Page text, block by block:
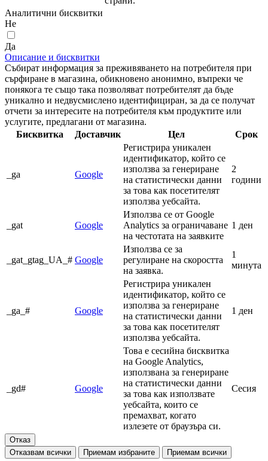
Аналитични бисквитки
Не
Да
Описание и бисквитки
Събират информация за преживяването на потребителя при
сърфиране в магазина, обикновено анонимно, въпреки че
понякога те също така позволяват потребителят да бъде
уникално и недвусмислено идентифициран, за да се получат
отчети за интересите на потребителя към продуктите или
услугите, предлагани от магазина.
Бисквитка
Доставчик Цел Срок
_ga Google
Регистрира уникален
идентификатор, който се
използва за генериране
на статистически данни
за това как посетителят
използва уебсайта.
2
години
_gat Google
Използва се от Google
Analytics за ограничаване
на честотата на заявките
1 ден
_gat_gtag_UA_# Google
Използва се за
регулиране на скоростта
на заявка.
1
минута
_ga_# Google
Регистрира уникален
идентификатор, който се
използва за генериране
на статистически данни
за това как посетителят
използва уебсайта.
1 ден
_gd# Google
Това е сесийна бисквитка
на Google Analytics,
използвана за генериране
на статистически данни
за това как използвате
уебсайта, които се
премахват, когато
излезете от браузъра си.
Сесия
Отказ
Отказвам всички
Приемам избраните Приемам всички